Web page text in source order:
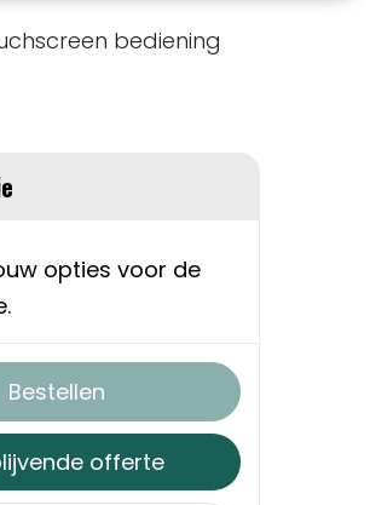
bediening
opties voor de
Bestellen
offerte